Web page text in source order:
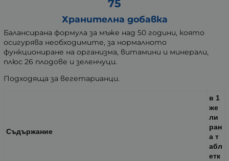
75
Хранителна добавка
Балансирана формула за мъже над 50 години, която
осигурява необходимите, за нормалното
функциониране на организма, витамини и минерали,
плюс 26 плодове и зеленчуци.
Подходяща за вегетарианци.
Съдържание
в 1
же
ли
ран
а т
абл
етк